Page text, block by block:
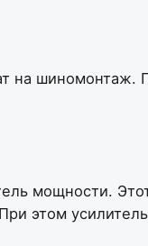
на шиномонтаж.
мощности.
этом